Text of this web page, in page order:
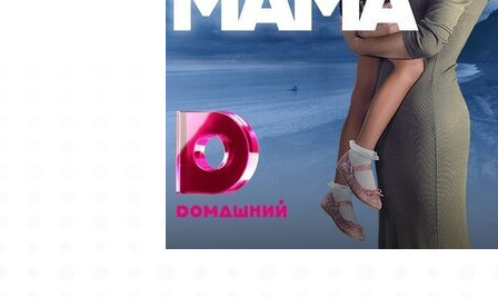
70 серия
71 серия
74 серия
75 серия
78 серия
79 серия
82 серия
83 серия